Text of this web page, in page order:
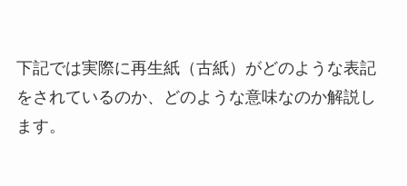
下記では実際に再生紙（古紙）がどのような表記
をされているのか、どのような意味なのか解説し
ます。